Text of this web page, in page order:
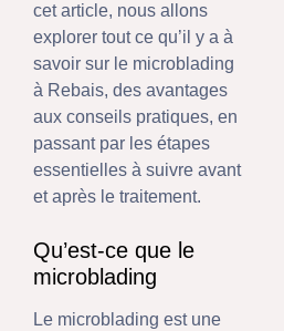
cet article, nous allons
explorer tout ce qu’il y a à
savoir sur le microblading
à Rebais, des avantages
aux conseils pratiques, en
passant par les étapes
essentielles à suivre avant
et après le traitement.
Qu’est-ce que le
microblading
Le microblading est une